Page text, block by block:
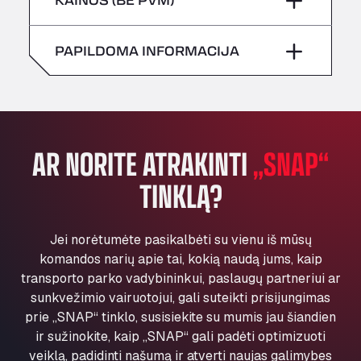
American Truck Wash
Av. des Etats-Unis 90, 6041
AP7 Salida 2, C/ Bassegoda, 4, 17700
Andamur Pamplona
A-15 Salida Imarcoain, 31119
Aut A1 Exit 385, 01207
Anglia Motel
Washway Road, PE12 8LT
Anpol Sp. z o.o.
Ul. Torunska 147, 85884
Aqua Ariva GmbH
Sekmadienis –
Sekmadienis –
PAPILDOMA INFORMACIJA
AR NORITE ATRAKINTI„SNAP“
TINKLĄ?
Jei norėtumėte pasikalbėti su vienu iš mūsų
komandos narių apie tai, kokią naudą jums, kaip
transporto parko vadybininkui, paslaugų partneriui ar
sunkvežimio vairuotojui, gali suteikti prisijungimas
prie „SNAP“ tinklo, susisiekite su mumis jau šiandien
ir sužinokite, kaip „SNAP“ gali padėti optimizuoti
veiklą, padidinti našumą ir atverti naujas galimybes